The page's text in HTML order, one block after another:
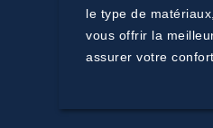
le type de
vous offrir la
assurer votre